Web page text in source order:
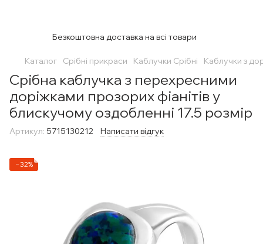
Безкоштовна доставка на всі товари
Каталог Срібні прикраси Каблучки Срібні Каблучки з
Срібна каблучка з перехресними
доріжками прозорих фіанітів у
блискучому оздобленні 17.5 розмір
Артикул: 5715130212 Написати відгук
−32%